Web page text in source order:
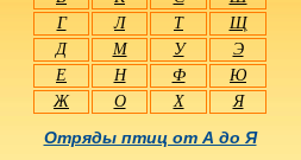
Г
Л Т
Щ
Д
М У
Э
Е
Н Ф
Ю
Ж
О Х Я
Отряды птиц от А до Я